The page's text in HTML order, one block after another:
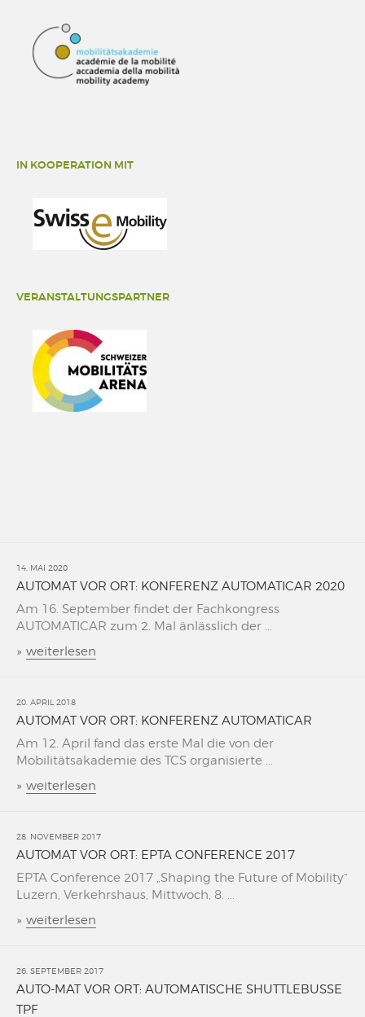
IN KOOPERATION MIT
VERANSTALTUNGSPARTNER
14. MAI 2020
AUTOMAT VOR ORT: KONFERENZ AUTOMATICAR 2020
Am 16. September findet der Fachkongress
AUTOMATICAR zum 2. Mal änlässlich der ...
» weiterlesen
20. APRIL 2018
AUTOMAT VOR ORT: KONFERENZ AUTOMATICAR
Am 12. April fand das erste Mal die von der
Mobilitätsakademie des TCS organisierte ...
» weiterlesen
28. NOVEMBER 2017
AUTOMAT VOR ORT: EPTA CONFERENCE 2017
EPTA Conference 2017 „Shaping the Future of Mobility“
Luzern, Verkehrshaus, Mittwoch, 8. ...
» weiterlesen
26. SEPTEMBER 2017
AUTO-MAT VOR ORT: AUTOMATISCHE SHUTTLEBUSSE
TPF